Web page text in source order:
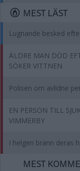
MEST LÄST
Lugnande besked
ÄLDRE MAN DÖD
SÖKER VITTNEN
Polisen om avlidne
EN PERSON TILL
VIMMERBY
I helgen brann deras
MEST